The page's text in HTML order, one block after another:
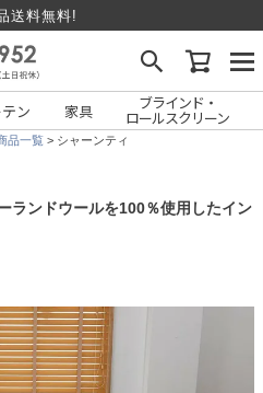
送料無料!
ン 家具 ブラインド・
ロールスクリーン
品一覧 シャーンティ
ランドウールを100％使用したイン